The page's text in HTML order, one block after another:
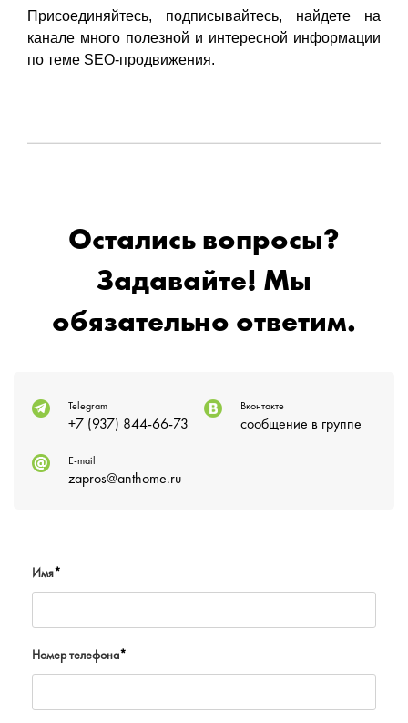
Присоединяйтесь, подписывайтесь, найдете на
канале много полезной и интересной информации
по теме SEO-продвижения.
Остались вопросы?
Задавайте! Мы
обязательно ответим.
Telegram
+7 (937) 844-66-73
Вконтакте
сообщение в группе
E-mail
zapros@anthome.ru
Имя*
Номер телефона*